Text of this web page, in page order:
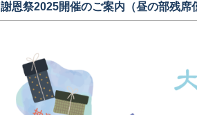
謝恩祭2025開催のご案内（昼の部残席